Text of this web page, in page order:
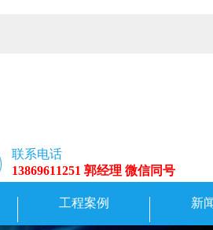
联系电话
13869611251 郭经理 微信同号
工程案例 新